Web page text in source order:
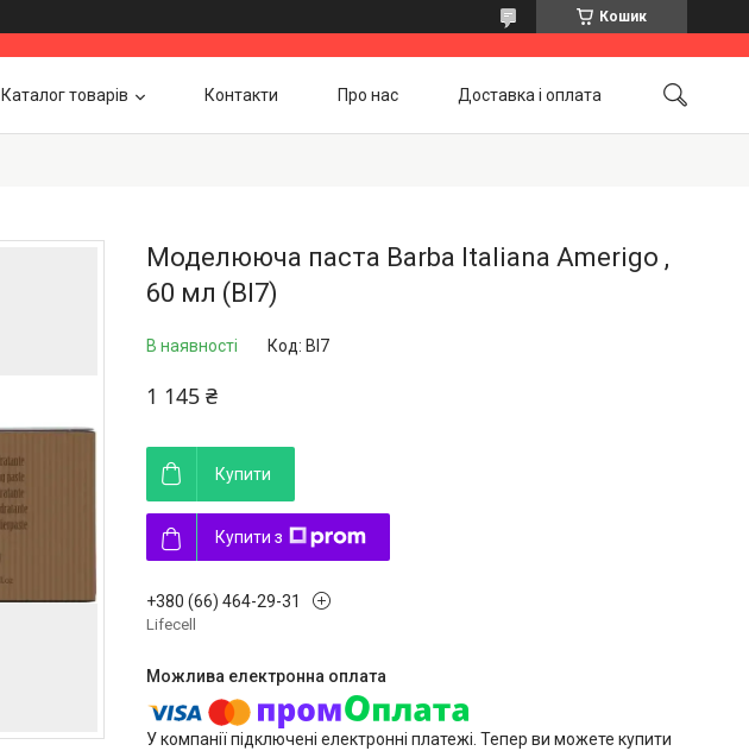
Кошик
Каталог товарів Контакти Про нас Доставка і оплата
Моделююча паста Barba Italiana Amerigo ,
60 мл (BI7)
В наявності Код: BI7
1 145 ₴
Купити
Купити з
+380 (66) 464-29-31
Lifecell
У компанії підключені електронні платежі. Тепер ви можете купити